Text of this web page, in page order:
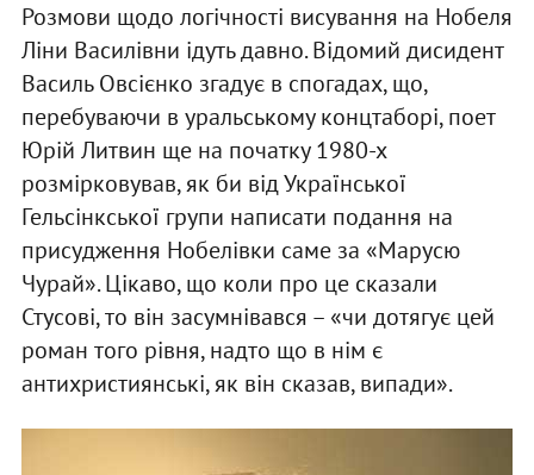
Розмови щодо логічності висування на Нобеля
Ліни Василівни ідуть давно. Відомий дисидент
Василь Овсієнко згадує в спогадах, що,
перебуваючи в уральському концтаборі, поет
Юрій Литвин ще на початку 1980-х
розмірковував, як би від Української
Гельсінкської групи написати подання на
присудження Нобелівки саме за «Марусю
Чурай». Цікаво, що коли про це сказали
Стусові, то він засумнівався – «чи дотягує цей
роман того рівня, надто що в нім є
антихристиянські, як він сказав, випади».